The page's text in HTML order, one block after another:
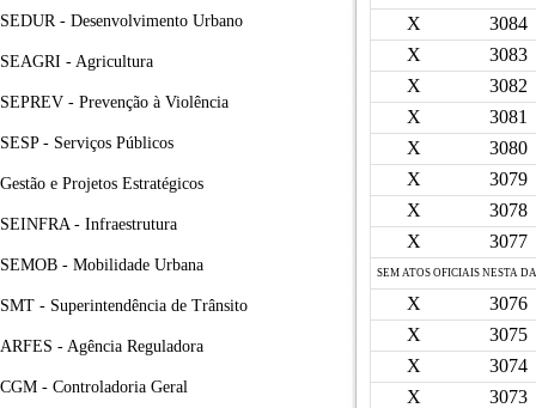
SEDUR - Desenvolvimento Urbano
SEAGRI - Agricultura
SEPREV - Prevenção à Violência
SESP - Serviços Públicos
Gestão e Projetos Estratégicos
SEINFRA - Infraestrutura
SEMOB - Mobilidade Urbana
SMT - Superintendência de Trânsito
ARFES - Agência Reguladora
CGM - Controladoria Geral
X
3084
X
3083
X
3082
X
3081
X
3080
X
3079
X
3078
X
3077
SEM ATOS OFICIAIS NESTA
X
3076
X
3075
X
3074
X
3073